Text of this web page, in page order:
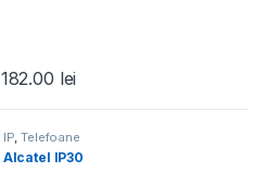
182.00 lei
IP,Telefoane
Alcatel IP30